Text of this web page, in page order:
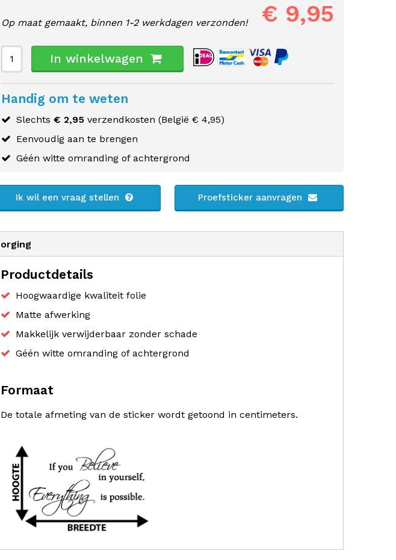
€ 9,95
Op maat gemaakt, binnen 1-2 werkdagen verzonden!
In winkelwagen
Handig om te weten
Slechts € 2,95 verzendkosten (België € 4,95)
Eenvoudig aan te brengen
Géén witte omranding of achtergrond
Ik wil een vraag stellen Proefsticker aanvragen
Productdetails
Hoogwaardige kwaliteit folie
Matte afwerking
Makkelijk verwijderbaar zonder schade
Géén witte omranding of achtergrond
Formaat
De totale afmeting van de sticker wordt getoond in centimeters.